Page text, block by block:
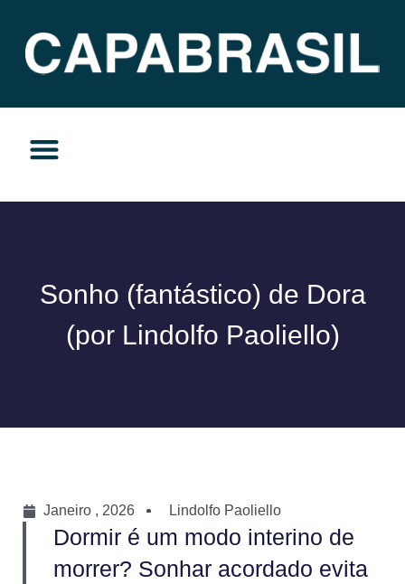
Sonho (fantástico) de Dora
(por Lindolfo Paoliello)
Janeiro , 2026 Lindolfo Paoliello
Dormir é um modo interino de
morrer? Sonhar acordado evita